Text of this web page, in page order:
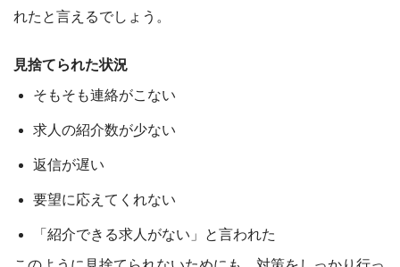
れたと言えるでしょう。
見捨てられた状況
そもそも連絡がこない
求人の紹介数が少ない
返信が遅い
要望に応えてくれない
「紹介できる求人がない」と言われた